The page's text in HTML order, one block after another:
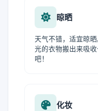
晾晒
天气不错，适宜晾
光的衣物搬出来吸
吧！
化妆